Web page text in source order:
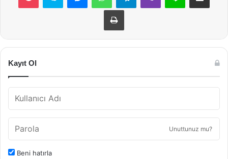
Yazdır
Kayıt Ol
Unuttunuz mu?
Beni hatırla